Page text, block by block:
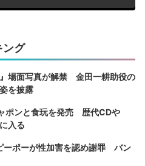
ング
場面写真が解禁 金田一耕助役の
を披露
ポンと食玩を発売 歴代CDや
入る
ーポーが性加害を認め謝罪 バン